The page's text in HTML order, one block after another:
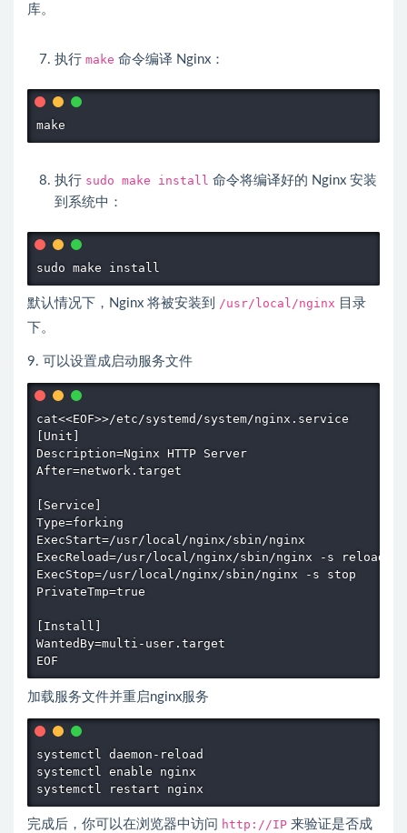
库。
执行 make 命令编译 Nginx：
make
执行 sudo make install 命令将编译好的 Nginx 安装
到系统中：
sudo make install
默认情况下，Nginx 将被安装到 /usr/local/nginx 目录
下。
9. 可以设置成启动服务文件
cat<<EOF>>/etc/systemd/system/nginx.service
[Unit]
Description=Nginx HTTP Server
After=network.target
[Service]
Type=forking
ExecStart=/usr/local/nginx/sbin/nginx
ExecReload=/usr/local/nginx/sbin/nginx -s reload
ExecStop=/usr/local/nginx/sbin/nginx -s stop
PrivateTmp=true
[Install]
WantedBy=multi-user.target
EOF
加载服务文件并重启nginx服务
systemctl daemon-reload
systemctl enable nginx
systemctl restart nginx
完成后，你可以在浏览器中访问 http://IP 来验证是否成